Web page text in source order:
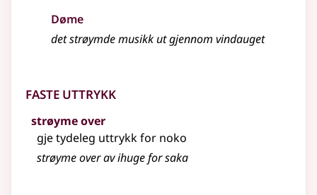
Døme
det strøymde musikk ut gjennom vindauget
Faste uttrykk
strøyme over
gje tydeleg uttrykk for noko
strøymeover av ihuge for saka